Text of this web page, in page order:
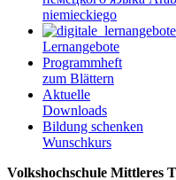
niemieckiego
Lernangebote
Programmheft
zum Blättern
Aktuelle
Downloads
Bildung schenken
Wunschkurs
Volkshochschule Mittleres